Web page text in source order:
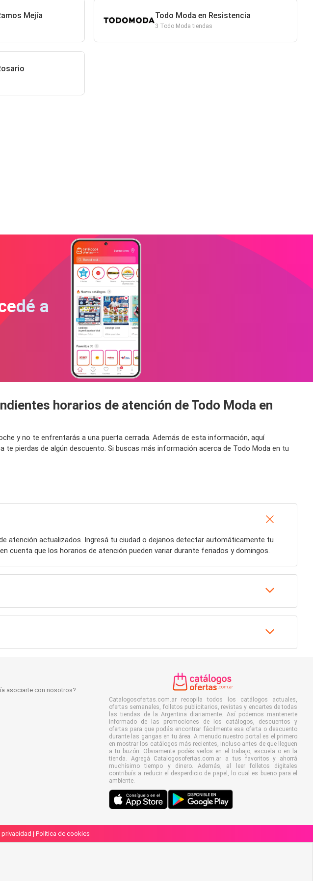
Mejía Todo Moda en Resistencia
3 Todo Moda tiendas
a
horarios de atención de Todo Moda en
y no te enfrentarás a una puerta cerrada. Además de esta información, aquí
pierdas de algún descuento. Si buscas más información acerca de Todo Moda en tu
atención actualizados. Ingresá tu ciudad o dejanos detectar automáticamente tu
cuenta que los horarios de atención pueden variar durante feriados y domingos.
asociarte con nosotros?
Catalogosofertas.com.ar recopila todos los catálogos actuales,
ofertas semanales, folletos publicitarios, revistas y encartes de todas
las tiendas de la Argentina diariamente. Así podemos mantenerte
informado de las promociones de los catálogos, descuentos y
ofertas para que podás encontrar fácilmente esa oferta o descuento
durante las gangas en tu área. A menudo nuestro portal es el primero
en mostrar los catálogos más recientes, incluso antes de que lleguen
a tu buzón. Obviamente podés verlos en el trabajo, escuela o en la
tienda. Agregá Catalogosofertas.com.ar a tus favoritos y ahorrá
muchísimo tiempo y dinero. Además, al leer folletos digitales
contribuís a reducir el desperdicio de papel, lo cual es bueno para el
ambiente.
| Política de cookies